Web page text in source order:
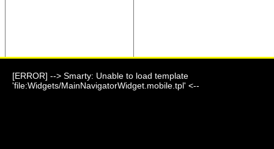
[ERROR] --> Smarty: Unable to load template
'file:Widgets/MainNavigatorWidget.mobile.tpl' <--
Отправить сообщение